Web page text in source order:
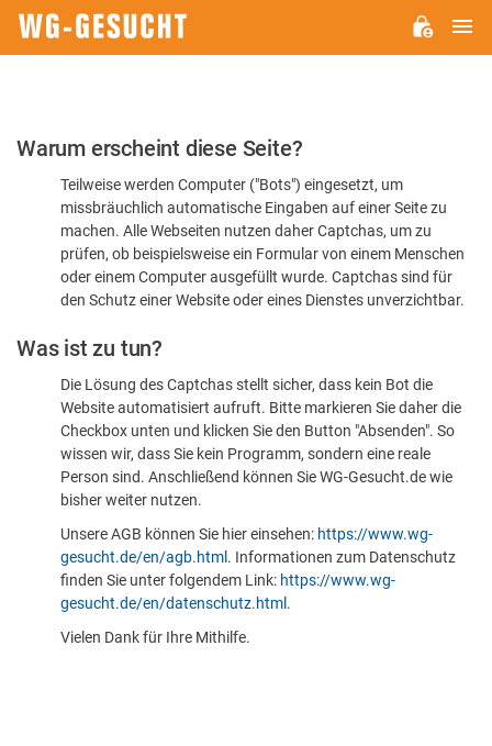
Bitte
dass
sind
Warum erscheint diese Seite?
Teilweise werden Computer ("Bots") eingesetzt, um
missbräuchlich automatische Eingaben auf einer Seite zu
machen. Alle Webseiten nutzen daher Captchas, um zu
prüfen, ob beispielsweise ein Formular von einem Menschen
oder einem Computer ausgefüllt wurde. Captchas sind für
den Schutz einer Website oder eines Dienstes unverzichtbar.
Was ist zu tun?
Die Lösung des Captchas stellt sicher, dass kein Bot die
Website automatisiert aufruft. Bitte markieren Sie daher die
Checkbox unten und klicken Sie den Button "Absenden". So
wissen wir, dass Sie kein Programm, sondern eine reale
Person sind. Anschließend können Sie WG-Gesucht.de wie
bisher weiter nutzen.
Unsere AGB können Sie hier einsehen: https://www.wg-
gesucht.de/en/agb.html . Informationen zum Datenschutz
finden Sie unter folgendem Link: https://www.wg-
gesucht.de/en/datenschutz.html .
Vielen Dank für Ihre Mithilfe.